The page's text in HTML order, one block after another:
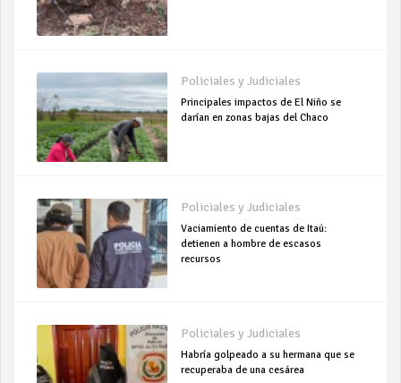
Policiales y Judiciales
Principales impactos de El Niño se
darían en zonas bajas del Chaco
Policiales y Judiciales
Vaciamiento de cuentas de Itaú:
detienen a hombre de escasos
recursos
Policiales y Judiciales
Habría golpeado a su hermana que se
recuperaba de una cesárea